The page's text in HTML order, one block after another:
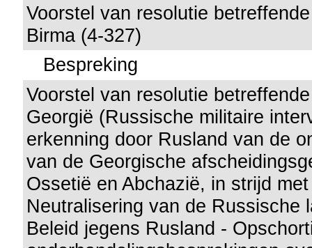
Voorstel van resolutie
Birma (4-327)
Bespreking
Voorstel van resolutie
Georgië (Russische militaire
erkenning door Rusland van de
van de Georgische
Ossetië en Abchazië, in strijd
Neutralisering van de Russische
Beleid jegens Rusland -